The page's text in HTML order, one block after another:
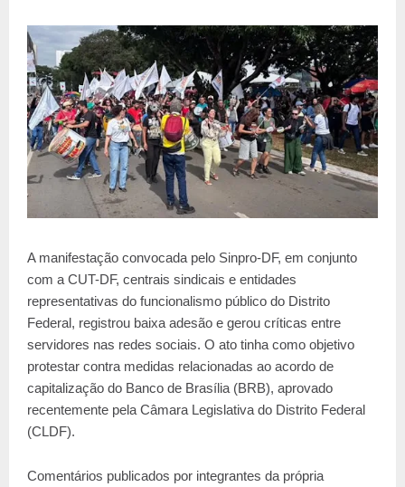
A manifestação convocada pelo Sinpro-DF, em conjunto
com a CUT-DF, centrais sindicais e entidades
representativas do funcionalismo público do Distrito
Federal, registrou baixa adesão e gerou críticas entre
servidores nas redes sociais. O ato tinha como objetivo
protestar contra medidas relacionadas ao acordo de
capitalização do Banco de Brasília (BRB), aprovado
recentemente pela Câmara Legislativa do Distrito Federal
(CLDF).
Comentários publicados por integrantes da própria